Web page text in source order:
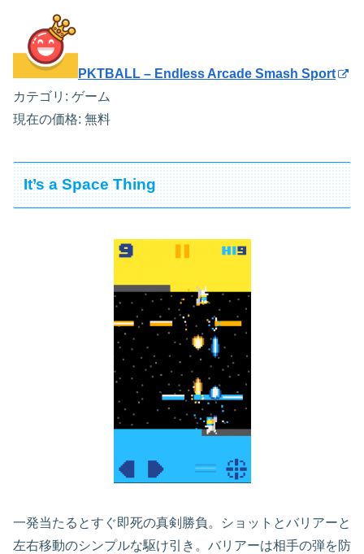
PKTBALL – Endless Arcade Smash Sport
カテゴリ: ゲーム
現在の価格: 無料
It’s a Space Thing
一発当たるとすぐ即死の真剣勝負。ショットとバリアーと
左右移動のシンプルな駆け引き。バリアーは相手の弾を防